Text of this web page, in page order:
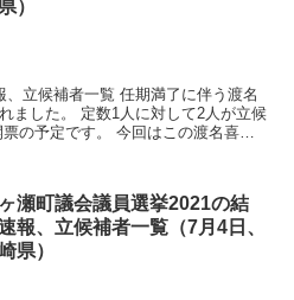
）
立候補者一覧 任期満了に伴う渡名
ました。 定数1人に対して2人が立候
の予定です。 今回はこの渡名喜村
瀬町議会議員選挙2021の結
報、立候補者一覧（7月4日、
県）